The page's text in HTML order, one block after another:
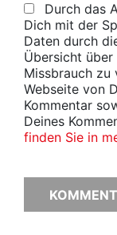
Durch das
Dich mit der
Daten durch
Übersicht über
Missbrauch zu
Webseite von
Kommentar
Deines
finden Sie in